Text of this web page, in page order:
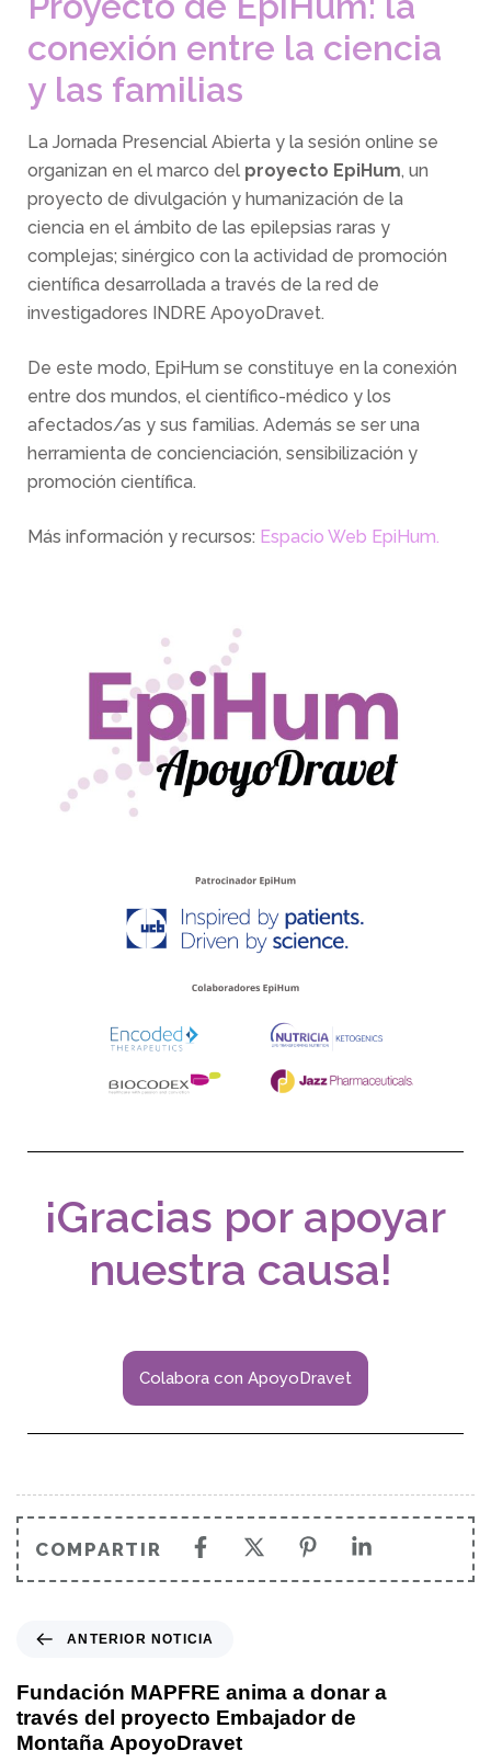
conexión entre la ciencia
y las familias
La Jornada Presencial Abierta y la sesión online se
organizan en el marco del proyecto EpiHum, un
proyecto de divulgación y humanización de la
ciencia en el ámbito de las epilepsias raras y
complejas; sinérgico con la actividad de promoción
científica desarrollada a través de la red de
investigadores INDRE ApoyoDravet.
De este modo, EpiHum se constituye en la conexión
entre dos mundos, el científico-médico y los
afectados/as y sus familias. Además se ser una
herramienta de concienciación, sensibilización y
promoción científica.
Más información y recursos: Espacio Web EpiHum.
¡Gracias por apoyar
nuestra causa!
Colabora con ApoyoDravet
COMPARTIR
ANTERIOR NOTICIA
Fundación MAPFRE anima a donar a
través del proyecto Embajador de
Montaña ApoyoDravet